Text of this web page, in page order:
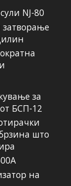
NJ-80
за
БСП-12
што
на